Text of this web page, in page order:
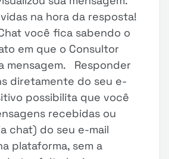
na hora da resposta!
você fica sabendo o
em que o Consultor
mensagem. Responder
diretamente do seu e-
possibilita que você
recebidas ou
chat) do seu e-mail
plataforma, sem a